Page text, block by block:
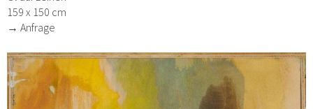
159 x 150 cm
→ Anfrage